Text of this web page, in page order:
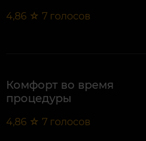
4,86 ☆ 7 голосов
Комфорт во время
процедуры
4,86 ☆ 7 голосов